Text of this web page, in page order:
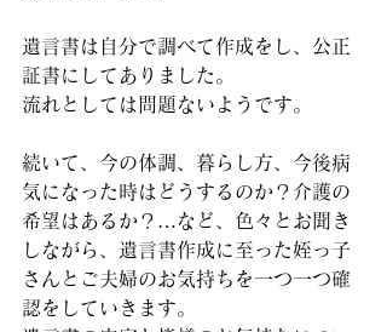
遺言書は自分で調べて作成をし、公正
証書にしてありました。
流れとしては問題ないようです。
続いて、今の体調、暮らし方、今後病
気になった時はどうするのか？介護の
希望はあるか？…など、色々とお聞き
しながら、遺言書作成に至った姪っ子
さんとご夫婦のお気持ちを一つ一つ確
認をしていきます。